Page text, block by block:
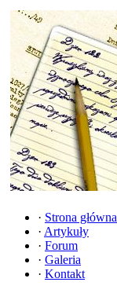
· Strona główna
· Artykuły
· Forum
· Galeria
· Kontakt